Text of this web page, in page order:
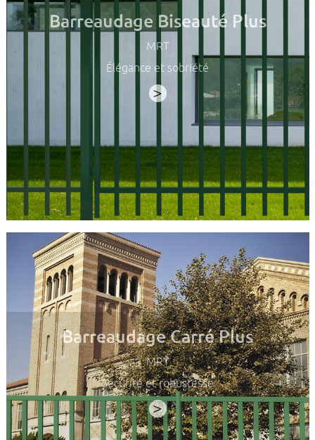
Barreaudage Biseauté Plus
MRT
Élégance et sobriété
>
Barreaudage Carré Plus
MRT
Sécurité et robustesse
>